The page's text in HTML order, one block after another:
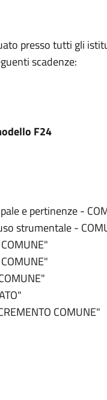
presso tutti gli
scadenze:
F24
e pertinenze -
strumentale -
COMUNE"